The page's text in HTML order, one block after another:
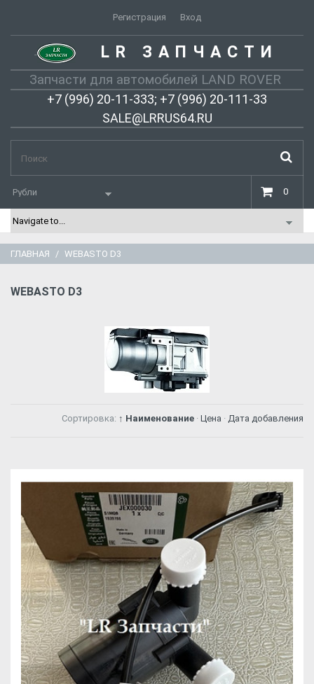
Регистрация Вход
- LR ЗАПЧАСТИ
Запчасти для автомобилей LAND ROVER
+7 (996) 20-11-333; +7 (996) 20-111-33
SALE@LRRUS64.RU
0
ГЛАВНАЯ WEBASTO D3
WEBASTO D3
Сортировка: ↑ Наименование · Цена · Дата добавления